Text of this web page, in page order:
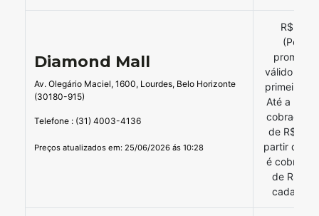
Diamond Mall
Av. Olegário Maciel, 1600, Lourdes, Belo Horizonte
(30180-915)
Telefone : (31) 4003-4136
Preços atualizados em: 25/06/2026 ás 10:28
R$
válido para
primeiras
Até a 3ª
cobrada a
de
partir da 4ª
é cobrada
de R$
cada 15